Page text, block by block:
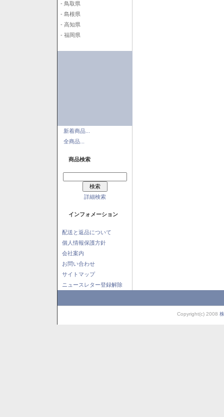
- 鳥取県
- 島根県
- 高知県
- 福岡県
新着商品...
全商品...
商品検索
詳細検索
インフォメーション
配送と返品について
個人情報保護方針
会社案内
お問い合わせ
サイトマップ
ニュースレター登録解除
Copyright(c) 2008